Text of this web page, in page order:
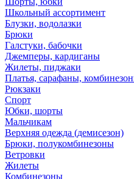
Школьный ассортимент
Блузки, водолазки
Брюки
Галстуки, бабочки
Джемперы, кардиганы
Жилеты, пиджаки
Платья, сарафаны,
Рюкзаки
Спорт
Юбки, шорты
Мальчикам
Верхняя одежда (демисезон)
Брюки, полукомбинезоны
Ветровки
Жилеты
Комбинезоны